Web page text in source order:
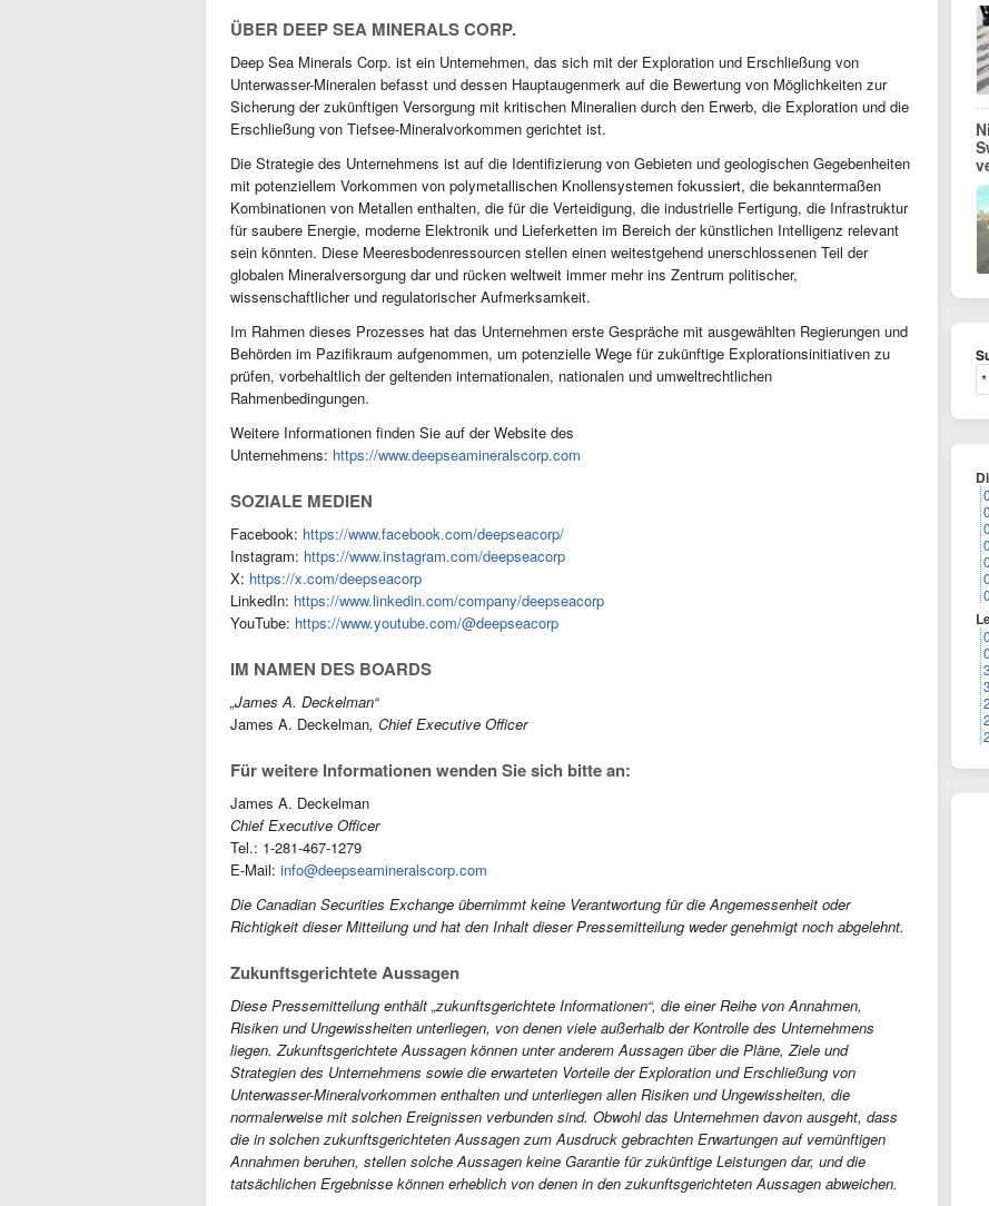
ÜBER DEEP SEA MINERALS CORP.
Deep Sea Minerals Corp. ist ein Unternehmen, das sich mit der Exploration und Erschließung von
Unterwasser-Mineralen befasst und dessen Hauptaugenmerk auf die Bewertung von Möglichkeiten zur
Sicherung der zukünftigen Versorgung mit kritischen Mineralien durch den Erwerb, die Exploration und die
Erschließung von Tiefsee-Mineralvorkommen gerichtet ist.
Die Strategie des Unternehmens ist auf die Identifizierung von Gebieten und geologischen Gegebenheiten
mit potenziellem Vorkommen von polymetallischen Knollensystemen fokussiert, die bekanntermaßen
Kombinationen von Metallen enthalten, die für die Verteidigung, die industrielle Fertigung, die Infrastruktur
für saubere Energie, moderne Elektronik und Lieferketten im Bereich der künstlichen Intelligenz relevant
sein könnten. Diese Meeresbodenressourcen stellen einen weitestgehend unerschlossenen Teil der
globalen Mineralversorgung dar und rücken weltweit immer mehr ins Zentrum politischer,
wissenschaftlicher und regulatorischer Aufmerksamkeit.
Im Rahmen dieses Prozesses hat das Unternehmen erste Gespräche mit ausgewählten Regierungen und
Behörden im Pazifikraum aufgenommen, um potenzielle Wege für zukünftige Explorationsinitiativen zu
prüfen, vorbehaltlich der geltenden internationalen, nationalen und umweltrechtlichen
Rahmenbedingungen.
Weitere Informationen finden Sie auf der Website des
Unternehmens: https://www.deepseamineralscorp.com
SOZIALE MEDIEN
Facebook: https://www.facebook.com/deepseacorp/
Instagram: https://www.instagram.com/deepseacorp
X: https://x.com/deepseacorp
LinkedIn: https://www.linkedin.com/company/deepseacorp
YouTube: https://www.youtube.com/@deepseacorp
IM NAMEN DES BOARDS
„James A. Deckelman“
James A. Deckelman, Chief Executive Officer
Für weitere Informationen wenden Sie sich bitte an:
James A. Deckelman
Chief Executive Officer
Tel.: 1-281-467-1279
E-Mail: info@deepseamineralscorp.com
Die Canadian Securities Exchange übernimmt keine Verantwortung für die Angemessenheit oder
Richtigkeit dieser Mitteilung und hat den Inhalt dieser Pressemitteilung weder genehmigt noch abgelehnt.
Zukunftsgerichtete Aussagen
Diese Pressemitteilung enthält „zukunftsgerichtete Informationen“, die einer Reihe von Annahmen,
Risiken und Ungewissheiten unterliegen, von denen viele außerhalb der Kontrolle des Unternehmens
liegen. Zukunftsgerichtete Aussagen können unter anderem Aussagen über die Pläne, Ziele und
Strategien des Unternehmens sowie die erwarteten Vorteile der Exploration und Erschließung von
Unterwasser-Mineralvorkommen enthalten und unterliegen allen Risiken und Ungewissheiten, die
normalerweise mit solchen Ereignissen verbunden sind. Obwohl das Unternehmen davon ausgeht, dass
die in solchen zukunftsgerichteten Aussagen zum Ausdruck gebrachten Erwartungen auf vernünftigen
Annahmen beruhen, stellen solche Aussagen keine Garantie für zukünftige Leistungen dar, und die
tatsächlichen Ergebnisse können erheblich von denen in den zukunftsgerichteten Aussagen abweichen.